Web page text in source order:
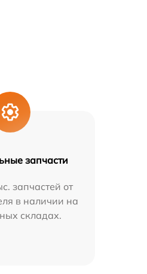
запчасти
запчастей от
в наличии на
складах.